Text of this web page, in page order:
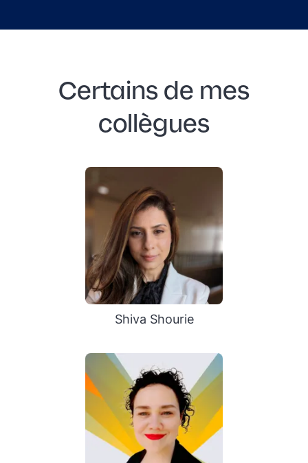
Certains de mes
collègues
Shiva Shourie